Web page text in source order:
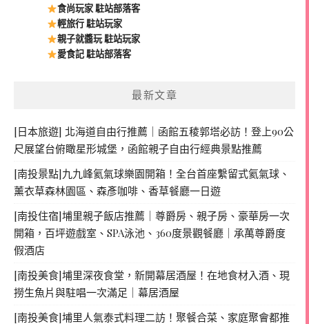
食尚玩家 駐站部落客
輕旅行 駐站玩家
親子就醬玩 駐站玩家
愛食記 駐站部落客
最新文章
[日本旅遊] 北海道自由行推薦｜函館五稜郭塔必訪！登上90公
尺展望台俯瞰星形城堡，函館親子自由行經典景點推薦
[南投景點]九九峰氦氣球樂園開箱！全台首座繫留式氦氣球、
薰衣草森林園區、森彥咖啡、香草餐廳一日遊
[南投住宿]埔里親子飯店推薦｜尊爵房、親子房、豪華房一次
開箱，百坪遊戲室、SPA泳池、360度景觀餐廳｜承萬尊爵度
假酒店
[南投美食]埔里深夜食堂，新開幕居酒屋！在地食材入酒、現
撈生魚片與駐唱一次滿足｜幕居酒屋
[南投美食]埔里人氣泰式料理二訪！聚餐合菜、家庭聚會都推